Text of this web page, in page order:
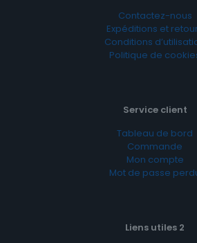
Contactez-nous
Expéditions et
Conditions
Politique de
Service client
Tableau de bord
Commande
Mon compte
Mot de passe
Liens utiles 2